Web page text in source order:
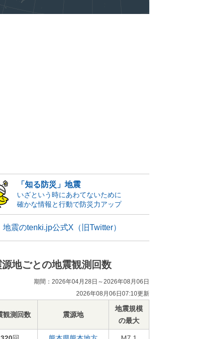
「知る防災」地震
いざという時にあわてないために
確かな情報と行動で防災力アップ
地震のtenki.jp公式X（旧Twitter）
源地ごとの地震観測回数
期間：2026年04月28日～2026年08月06日
2026年08月06日07:10更新
観測回数 震源地
地震規模
の最大